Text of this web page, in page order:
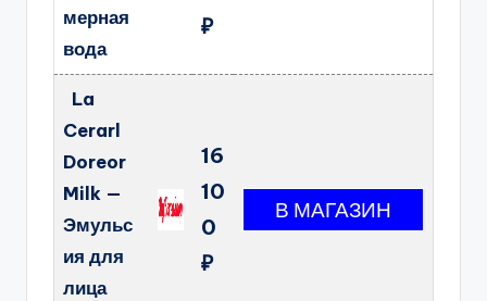
мерная
вода
₽
La
Cerarl
Doreor
Milk —
Эмульс
ия для
лица
16
10
0
₽